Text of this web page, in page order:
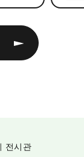
전시관